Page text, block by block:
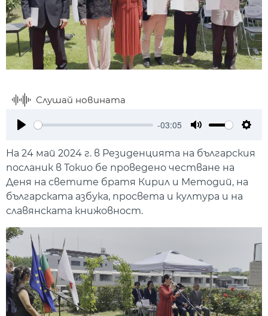
Слушай новината
-03:05
На 24 май 2024 г. в Резиденцията на българския
посланик в Токио бе проведено честване на
Деня на светите братя Кирил и Методий, на
българската азбука, просвета и култура и на
славянската книжовност.